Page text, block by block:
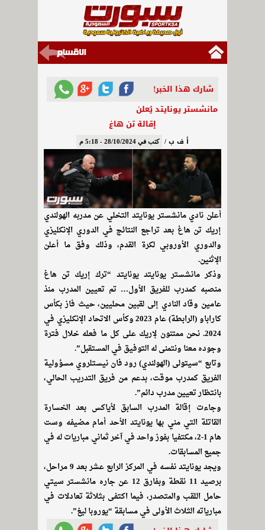
شارك هذا الخبر!
مانشستر يونايتد يُعلن
إقالة تن هاغ
أ ف ب / كتب في 28/10/2024 - 5:18 م
أعلن نادي مانشستر يونايتد التخلي عن مدربه الهولندي
إريك تن هاغ بعد تراجع النتائج في الدوري الإنكليزي
والدوري الأوروبي لكرة القدم، وذلك وفق ما أعلن
الإثنين.
وذكر مانشستر يونايتد يونايتد “ترك إريك تن هاغ
منصبه كمدرب للفريق الأول… تم تعيين المدرب منذ
عامين وقاد النادي إلى لقبين محليين، حيث فاز بكأس
كاراباو (الرابطة) عام 2023 وكأس الاتحاد الإنكليزي في
2024. نحن ممتنون لإريك على كل ما فعله خلال فترة
وجوده معنا ونتمنى له التوفيق في المستقبل”.
وتابع “سيتولى (الهولندي) رود فان نيستلروي مسؤولية
الفريق كمدرب موقت، بدعم من فريق التدريب الحالي،
بانتظار تعيين مدرب دائم”.
وجاءت إقالة المدرب السابق لأياكس بعد الخسارة
القاتلة التي مني بها يونايتد الأحد أمام مضيفه وست
هام 1-2، مكتفيا بفوز واحد في آخر ثماني مباريات له في
جميع المسابقات.
ويجد يونايتد نفسه في المركز الرابع عشر بعد 9 مراحل،
برصيد 11 نقطة وبفارق 12 عن جاره مانشستر سيتي
حامل اللقب والمتصدر، فيما اكتفى بثلاثة تعادلات في
مبارياته الثلاث الأولى في مسابقة “يوروبا ليغ”.